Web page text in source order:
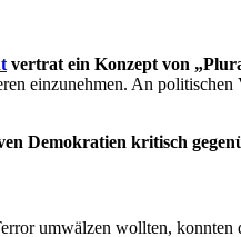
vertrat ein Konzept von
einzunehmen. An
Demokratien kritisch
umwälzen wollten,